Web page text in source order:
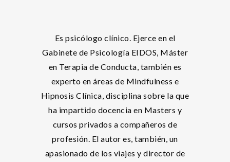
Es psicólogo clínico. Ejerce en el
Gabinete de Psicología EIDOS, Máster
en Terapia de Conducta, también es
experto en áreas de Mindfulness e
Hipnosis Clínica, disciplina sobre la que
ha impartido docencia en Masters y
cursos privados a compañeros de
profesión. El autor es, también, un
apasionado de los viajes y director de